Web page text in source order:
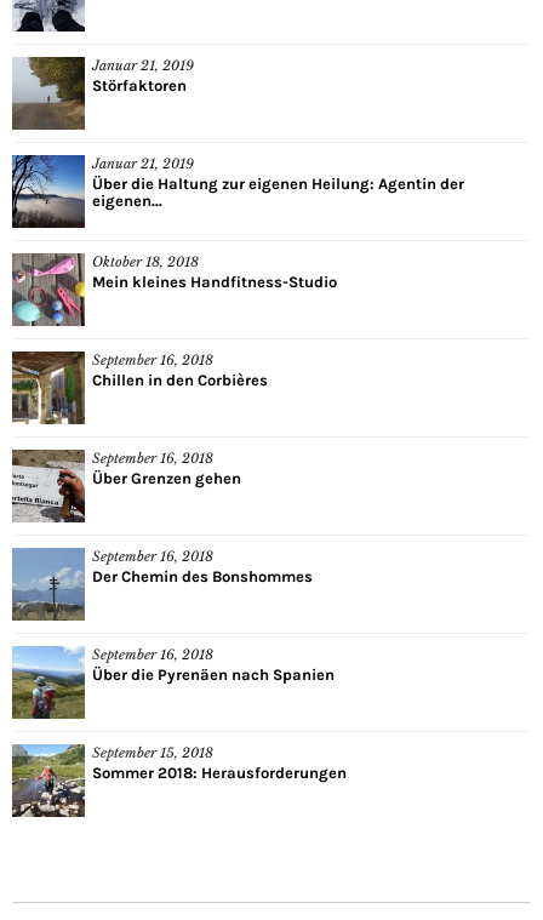
Januar 21, 2019
Störfaktoren
Januar 21, 2019
Über die Haltung zur eigenen Heilung: Agentin der
eigenen...
Oktober 18, 2018
Mein kleines Handfitness-Studio
September 16, 2018
Chillen in den Corbières
September 16, 2018
Über Grenzen gehen
September 16, 2018
Der Chemin des Bonshommes
September 16, 2018
Über die Pyrenäen nach Spanien
September 15, 2018
Sommer 2018: Herausforderungen